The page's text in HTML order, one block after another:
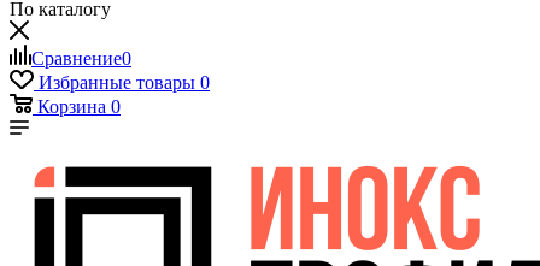
По каталогу
Сравнение0
Избранные товары 0
Корзина 0